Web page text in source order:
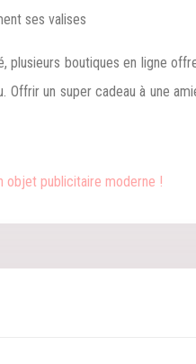
ses valises
boutiques en ligne
un super cadeau à une
objet publicitaire moderne !